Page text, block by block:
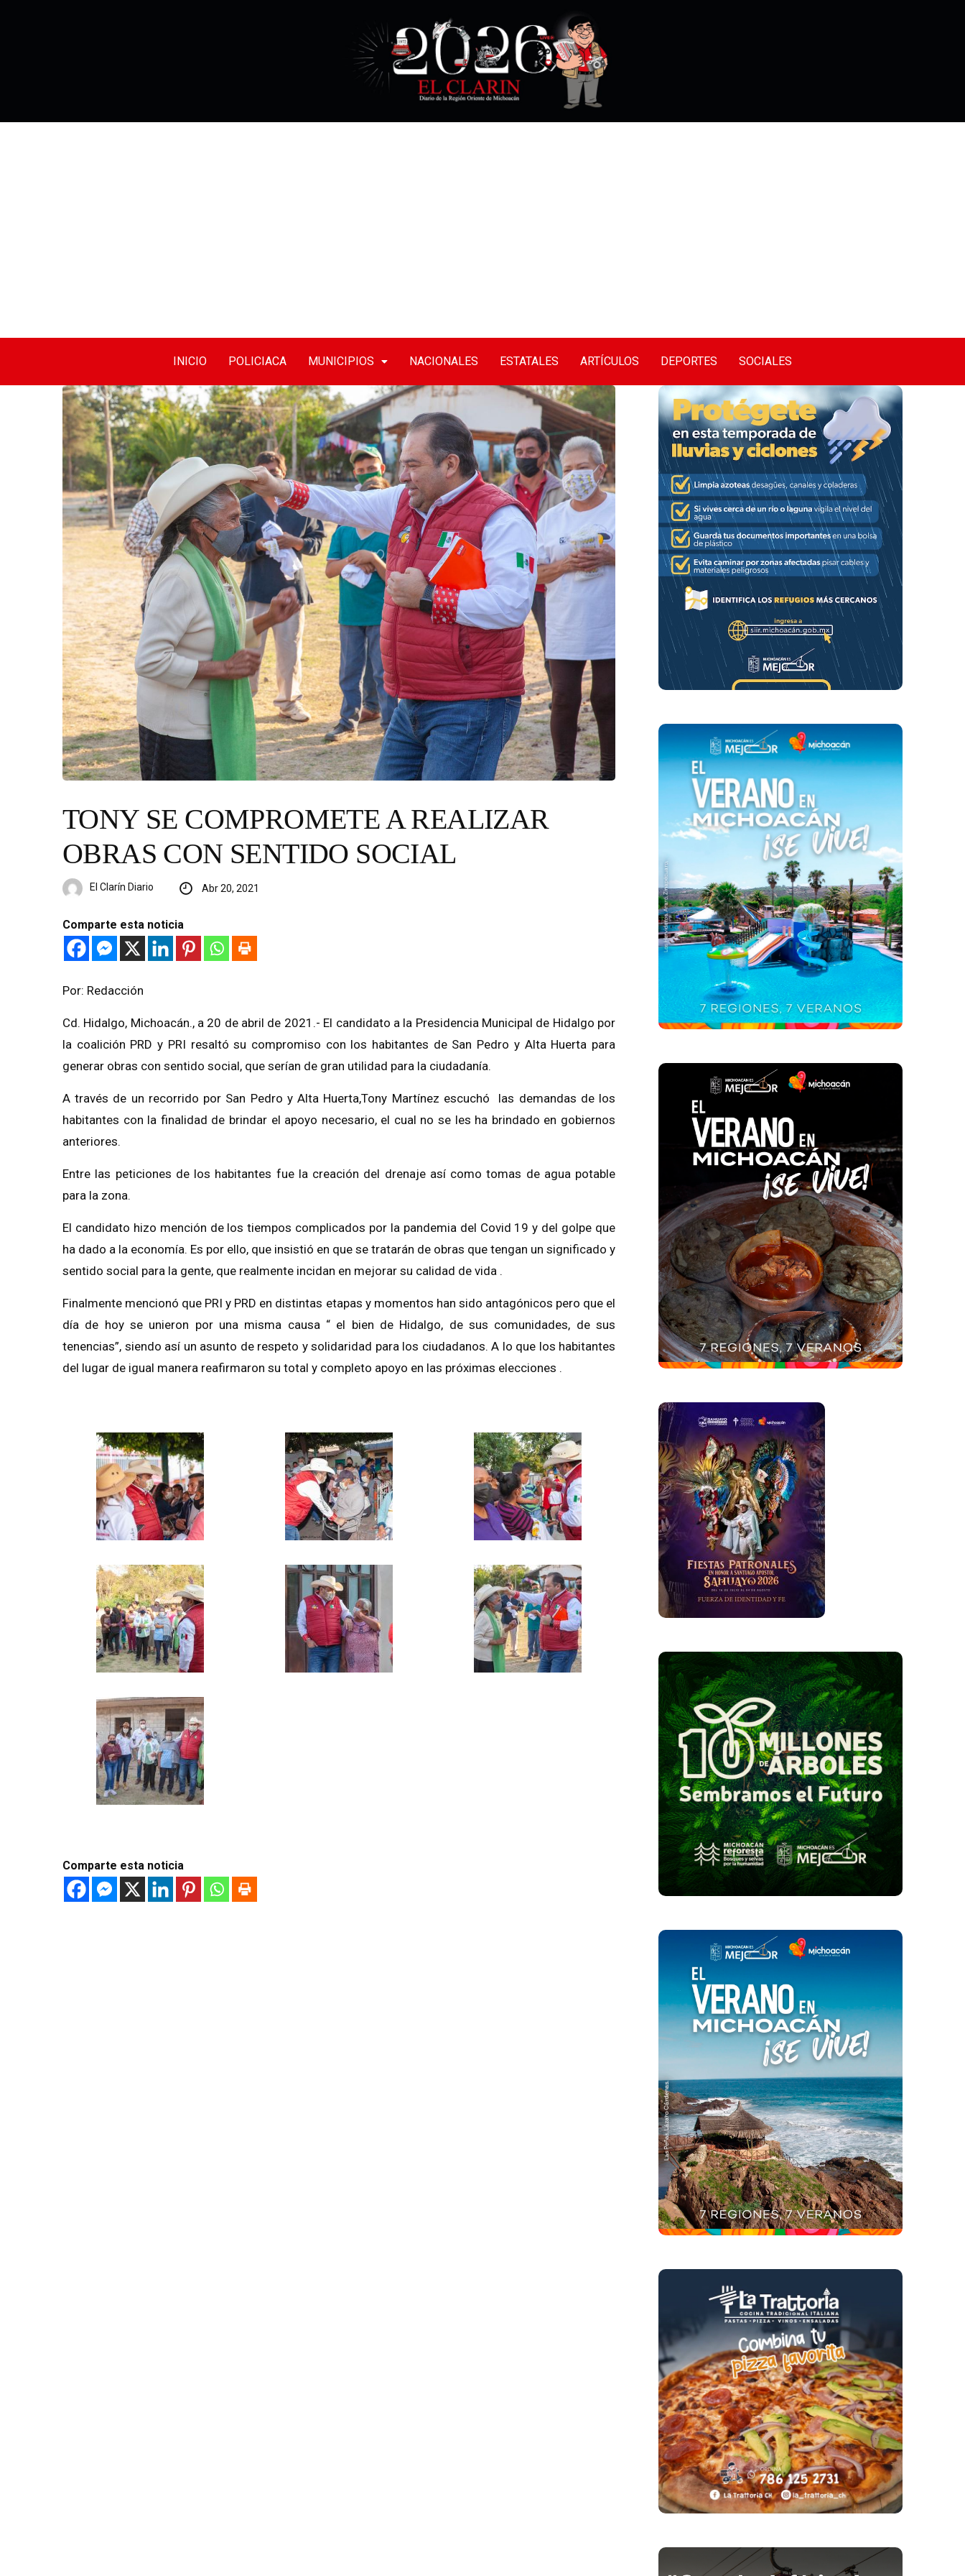
INICIO POLICIACA MUNICIPIOS NACIONALES ESTATALES ARTÍCULOS DEPORTES SOCIALES
TONY SE COMPROMETE A REALIZAR
OBRAS CON SENTIDO SOCIAL
El Clarín Diario Abr 20, 2021
Comparte esta noticia
Por: Redacción
Cd. Hidalgo, Michoacán., a 20 de abril de 2021.- El candidato a la Presidencia Municipal de Hidalgo por
la coalición PRD y PRI resaltó su compromiso con los habitantes de San Pedro y Alta Huerta para
generar obras con sentido social, que serían de gran utilidad para la ciudadanía.
A través de un recorrido por San Pedro y Alta Huerta,Tony Martínez escuchó las demandas de los
habitantes con la finalidad de brindar el apoyo necesario, el cual no se les ha brindado en gobiernos
anteriores.
Entre las peticiones de los habitantes fue la creación del drenaje así como tomas de agua potable
para la zona.
El candidato hizo mención de los tiempos complicados por la pandemia del Covid 19 y del golpe que
ha dado a la economía. Es por ello, que insistió en que se tratarán de obras que tengan un significado y
sentido social para la gente, que realmente incidan en mejorar su calidad de vida .
Finalmente mencionó que PRI y PRD en distintas etapas y momentos han sido antagónicos pero que el
día de hoy se unieron por una misma causa “ el bien de Hidalgo, de sus comunidades, de sus
tenencias”, siendo así un asunto de respeto y solidaridad para los ciudadanos. A lo que los habitantes
del lugar de igual manera reafirmaron su total y completo apoyo en las próximas elecciones .
Comparte esta noticia